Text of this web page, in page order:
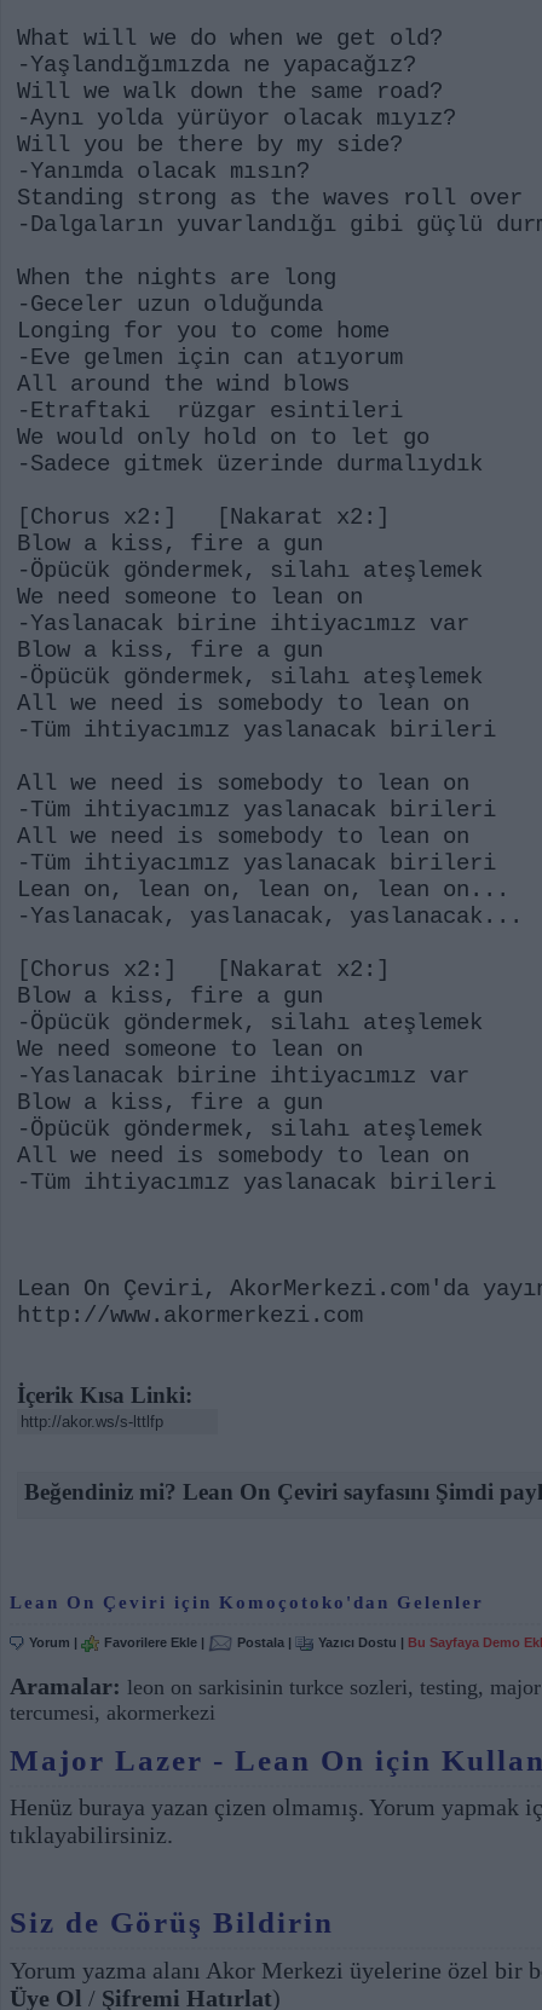
What will we do when we get old?
-Yaşlandığımızda ne yapacağız?
Will we walk down the same road?
-Aynı yolda yürüyor olacak mıyız?
Will you be there by my side?
-Yanımda olacak mısın?
Standing strong as the waves roll over
-Dalgaların yuvarlandığı gibi güçlü
When the nights are long
-Geceler uzun olduğunda
Longing for you to come home
-Eve gelmen için can atıyorum
All around the wind blows
-Etraftaki rüzgar esintileri
We would only hold on to let go
-Sadece gitmek üzerinde durmalıydık
[Chorus x2:] [Nakarat x2:]
Blow a kiss, fire a gun
-Öpücük göndermek, silahı ateşlemek
We need someone to lean on
-Yaslanacak birine ihtiyacımız var
Blow a kiss, fire a gun
-Öpücük göndermek, silahı ateşlemek
All we need is somebody to lean on
-Tüm ihtiyacımız yaslanacak birileri
All we need is somebody to lean on
-Tüm ihtiyacımız yaslanacak birileri
All we need is somebody to lean on
-Tüm ihtiyacımız yaslanacak birileri
Lean on, lean on, lean on, lean on...
-Yaslanacak, yaslanacak, yaslanacak...
[Chorus x2:] [Nakarat x2:]
Blow a kiss, fire a gun
-Öpücük göndermek, silahı ateşlemek
We need someone to lean on
-Yaslanacak birine ihtiyacımız var
Blow a kiss, fire a gun
-Öpücük göndermek, silahı ateşlemek
All we need is somebody to lean on
-Tüm ihtiyacımız yaslanacak birileri
Lean On Çeviri, AkorMerkezi.com'da
http://www.akormerkezi.com
İçerik Kısa Linki:
Beğendiniz mi? Lean On Çeviri sayfasını Şimdi
Lean On Çeviri için Komoçotoko'dan Gelenler
Yorum | Favorilere Ekle | Postala | Yazıcı Dostu | Bu Sayfaya Demo
Aramalar: leon on sarkisinin turkce sozleri, testing,
tercumesi, akormerkezi
Major Lazer - Lean On için
Henüz buraya yazan çizen olmamış. Yorum yapmak
tıklayabilirsiniz.
Siz de Görüş Bildirin
Yorum yazma alanı Akor Merkezi üyelerine özel bir
Üye Ol / Şifremi Hatırlat)